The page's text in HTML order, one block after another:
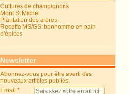
Cultures de champignons
Mont St Michel
Plantation des arbres
Recette MS/GS: bonhomme en pain
d'épices
Newsletter
Abonnez-vous pour être averti des
nouveaux articles publiés.
Email